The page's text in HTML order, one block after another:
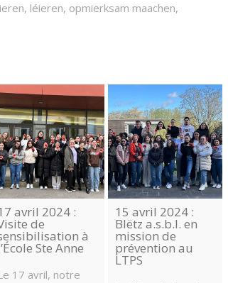
léieren, opmierksam maachen,
avril 2024 :
de
à
Ste Anne
17 avril, notre
15 avril 2024 :
Blëtz a.s.b.l. en
mission de
prévention au
LTPS